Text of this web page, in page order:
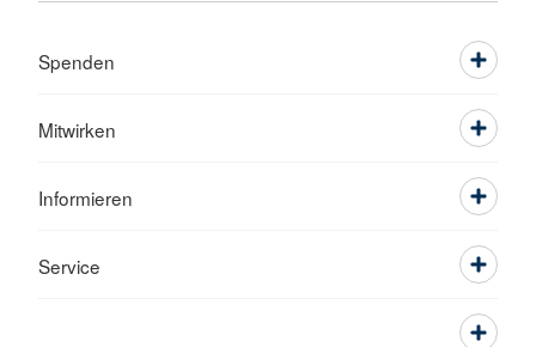
Spenden
Mitwirken
Informieren
Service